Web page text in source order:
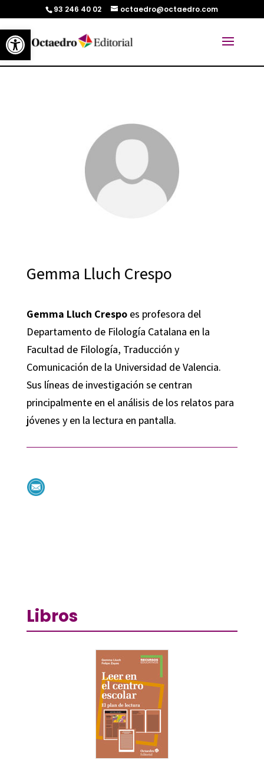
Abrir barra de herramientas
93 246 40 02 octaedro@octaedro.com
Gemma Lluch Crespo
Gemma Lluch Crespoes profesora del
Departamento de Filología Catalana en la
Facultad de Filología, Traducción y
Comunicación de la Universidad de Valencia.
Sus líneas de investigación se centran
principalmente en el análisis de los relatos para
jóvenes y en la lectura en pantalla.
Libros